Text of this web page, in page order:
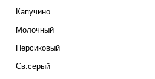
Капучино
Молочный
Персиковый
Св.серый